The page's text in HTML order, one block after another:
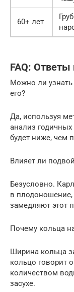
60+ лет
FAQ:
Можно ли узнать
его?
Да, используя
анализ годичных
будет ниже, чем
Влияет ли
Безусловно.
в плодоношение,
замедляют этот
Почему кольца
Ширина кольца
кольцо говорит
количеством
засухе.